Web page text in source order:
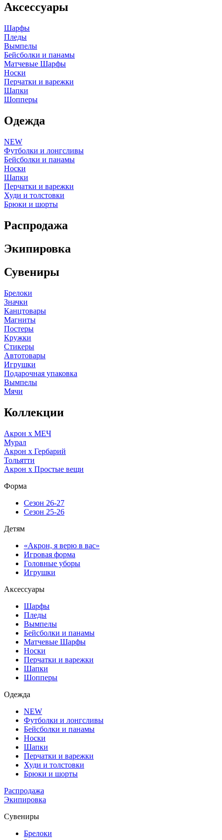
Аксессуары
Шарфы
Пледы
Вымпелы
Бейсболки и панамы
Матчевые Шарфы
Носки
Перчатки и варежки
Шапки
Шопперы
Одежда
NEW
Футболки и лонгсливы
Бейсболки и панамы
Носки
Шапки
Перчатки и варежки
Худи и толстовки
Брюки и шорты
Распродажа
Экипировка
Сувениры
Брелоки
Значки
Канцтовары
Магниты
Постеры
Кружки
Стикеры
Автотовары
Игрушки
Подарочная упаковка
Вымпелы
Мячи
Коллекции
Акрон x МЕЧ
Мурал
Акрон x Гербарий
Тольятти
Акрон x Простые вещи
Форма
Сезон 26-27
Сезон 25-26
Детям
«Акрон, я верю в вас»
Игровая форма
Головные уборы
Игрушки
Аксессуары
Шарфы
Пледы
Вымпелы
Бейсболки и панамы
Матчевые Шарфы
Носки
Перчатки и варежки
Шапки
Шопперы
Одежда
NEW
Футболки и лонгсливы
Бейсболки и панамы
Носки
Шапки
Перчатки и варежки
Худи и толстовки
Брюки и шорты
Распродажа
Экипировка
Сувениры
Брелоки